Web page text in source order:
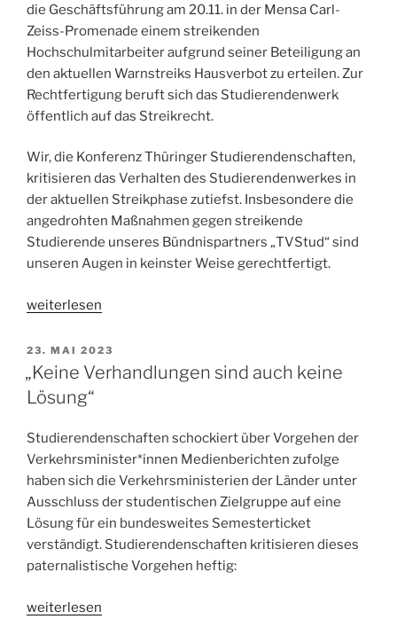
die Geschäftsführung am 20.11. in der Mensa Carl-
Zeiss-Promenade einem streikenden
Hochschulmitarbeiter aufgrund seiner Beteiligung an
den aktuellen Warnstreiks Hausverbot zu erteilen. Zur
Rechtfertigung beruft sich das Studierendenwerk
öffentlich auf das Streikrecht.
Wir, die Konferenz Thüringer Studierendenschaften,
kritisieren das Verhalten des Studierendenwerkes in
der aktuellen Streikphase zutiefst. Insbesondere die
angedrohten Maßnahmen gegen streikende
Studierende unseres Bündnispartners „TVStud“ sind
unseren Augen in keinster Weise gerechtfertigt.
„Stellungnahme
KTS
zum
Verhalten
Studierendenwerk
während
der
aktuellen
Streikphase“
weiterlesen
VERÖFFENTLICHT
AM
23. MAI 2023
„Keine Verhandlungen sind auch keine
Lösung“
Studierendenschaften schockiert über Vorgehen der
Verkehrsminister*innen Medienberichten zufolge
haben sich die Verkehrsministerien der Länder unter
Ausschluss der studentischen Zielgruppe auf eine
Lösung für ein bundesweites Semesterticket
verständigt. Studierendenschaften kritisieren dieses
paternalistische Vorgehen heftig:
„„Keine
weiterlesen